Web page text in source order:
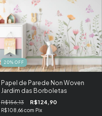
20% OFF
Papel de Parede Non Woven
Jardim das Borboletas
R$156,13 R$124,90
R$108,66com Pix